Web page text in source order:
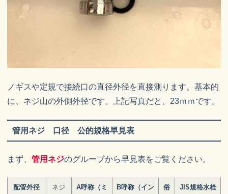
ノギスや定規で接続口の直径外径を直接測ります。基本的
に、ネジ山の外側外径です。上記写真だと、23ｍｍです。
管用ネジ 口径 公的規格早見表
まず、 管用ネジのグループから早見表をご覧ください。
配管外径
ネジ
A呼称（ミ
B呼称（イン
俗
JIS規格水栓